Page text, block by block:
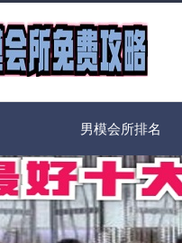
男模会所排名